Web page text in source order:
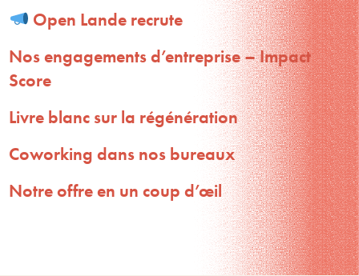
Open Lande recrute
Nos engagements d’entreprise – Impact
Score
Livre blanc sur la régénération
Coworking dans nos bureaux
Notre offre en un coup d’œil